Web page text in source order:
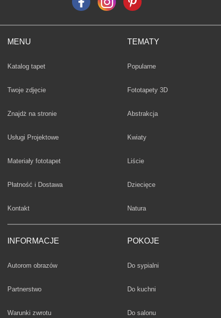
MENU
Katalog tapet
Twoje zdjęcie
Znajdż na stronie
Usługi Projektowe
Materiały fototapet
Płatność i Dostawa
Kontakt
INFORMACJE
Autorom obrazów
Partnerstwo
Warunki zwrotu
TEMATY
Fototapety
Popularne
Fototapety 3D
Fototapety
Abstrakcja
Fototapety
Kwiaty
Fototapety
Liście
Fototapety
Dziecięce
Fototapety
Natura
POKOJE
Fototapety
Do sypialni
Fototapety
Do kuchni
Fototapety
Do salonu